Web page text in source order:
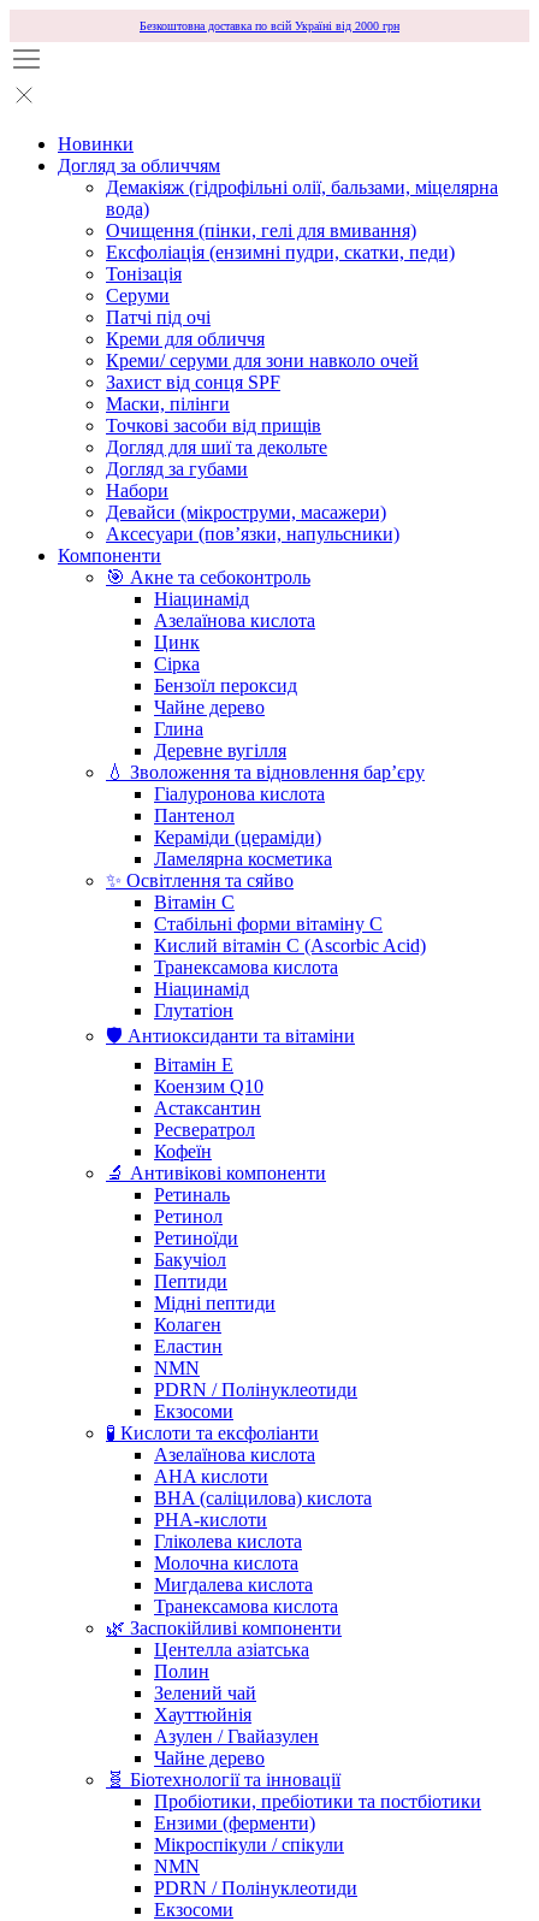
Безкоштовна доставка по всій Україні від 2000 грн
Новинки
Догляд за обличчям
Демакіяж (гідрофільні олії, бальзами, міцелярна
вода)
Очищення (пінки, гелі для вмивання)
Ексфоліація (ензимні пудри, скатки, педи)
Тонізація
Серуми
Патчі під очі
Креми для обличчя
Креми/ серуми для зони навколо очей
Захист від сонця SPF
Маски, пілінги
Точкові засоби від прищів
Догляд для шиї та декольте
Догляд за губами
Набори
Девайси (мікроструми, масажери)
Аксесуари (повʼязки, напульсники)
Компоненти
🎯 Акне та себоконтроль
Ніацинамід
Азелаїнова кислота
Цинк
Сірка
Бензоїл пероксид
Чайне дерево
Глина
Деревне вугілля
💧 Зволоження та відновлення бар’єру
Гіалуронова кислота
Пантенол
Кераміди (цераміди)
Ламелярна косметика
✨ Освітлення та сяйво
Вітамін С
Стабільні форми вітаміну С
Кислий вітамін С (Ascorbic Acid)
Транексамова кислота
Ніацинамід
Глутатіон
🛡️ Антиоксиданти та вітаміни
Вітамін Е
Коензим Q10
Астаксантин
Ресвератрол
Кофеїн
🔬 Антивікові компоненти
Ретиналь
Ретинол
Ретиноїди
Бакучіол
Пептиди
Мідні пептиди
Колаген
Еластин
NMN
PDRN / Полінуклеотиди
Екзосоми
🧪 Кислоти та ексфоліанти
Азелаїнова кислота
AHA кислоти
BHA (саліцилова) кислота
PHA-кислоти
Гліколева кислота
Молочна кислота
Мигдалева кислота
Транексамова кислота
🌿 Заспокійливі компоненти
Центелла азіатська
Полин
Зелений чай
Хауттюйнія
Азулен / Гвайазулен
Чайне дерево
🧬 Біотехнології та інновації
Пробіотики, пребіотики та постбіотики
Ензими (ферменти)
Мікроспікули / спікули
NMN
PDRN / Полінуклеотиди
Екзосоми